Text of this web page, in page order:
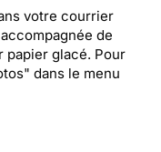
votre courrier
de
papier glacé. Pour
dans le menu